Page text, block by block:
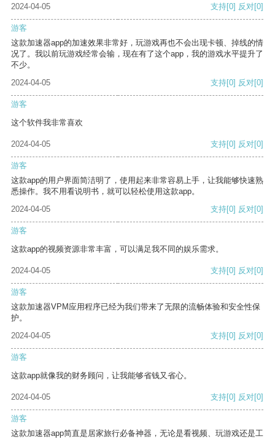
2024-04-05 支持[0] 反对[0]
游客
这款加速器app的加速效果非常好，玩游戏再也不会出现卡顿、掉线的情
况了。我以前玩游戏经常会输，现在有了这个app，我的游戏水平提升了
不少。
2024-04-05
支持[0] 反对[0]
游客
这个软件我非常喜欢
2024-04-05 支持[0] 反对[0]
游客
这款app的用户界面简洁明了，使用起来非常容易上手，让我能够快速熟
悉操作。我不用看说明书，就可以轻松使用这款app。
2024-04-05
支持[0] 反对[0]
游客
这款app的视频资源非常丰富，可以满足我不同的娱乐需求。
2024-04-05 支持[0] 反对[0]
游客
这款加速器VPM应用程序已经为我们带来了无限的流畅体验和安全性保
护。
2024-04-05
支持[0] 反对[0]
游客
这款app就像我的财务顾问，让我能够省钱又省心。
2024-04-05 支持[0] 反对[0]
游客
这款加速器app简直是居家旅行必备神器，无论是看视频、玩游戏还是工